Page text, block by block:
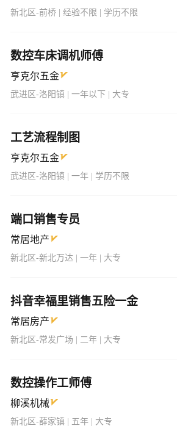
新北区-前桥 | 经验不限 | 学历不限
数控车床调机师傅
亨克尔五金
武进区-洛阳镇 | 一年以下 | 大专
工艺流程制图
亨克尔五金
武进区-洛阳镇 | 一年 | 学历不限
端口销售专员
常居地产
新北区-新北万达 | 一年 | 大专
抖音幸福里销售五险一金
常居房产
新北区-常发广场 | 二年 | 大专
数控操作工师傅
柳溪机械
新北区-薛家镇 | 五年 | 大专